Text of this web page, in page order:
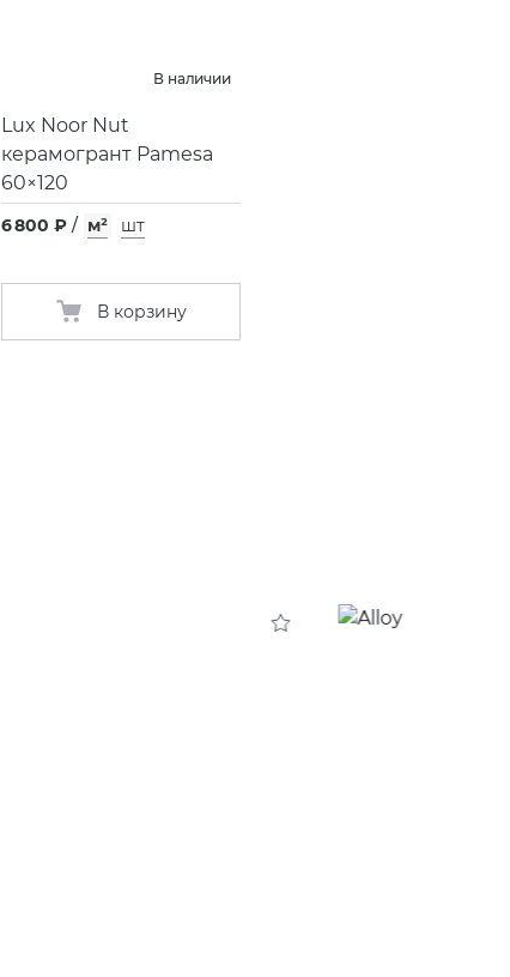
В наличии
Lux Noor Nut
керамогрант Pamesa
60×120
6 800 ₽ / м² шт
В корзину